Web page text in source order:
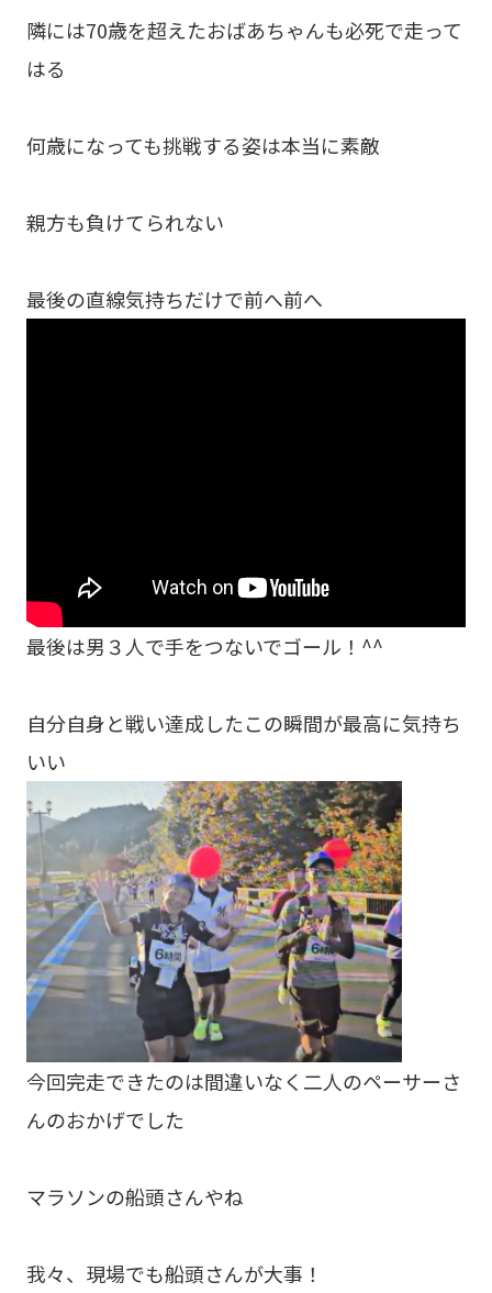
隣には70歳を超えたおばあちゃんも必死で走って
はる
何歳になっても挑戦する姿は本当に素敵
親方も負けてられない
最後の直線気持ちだけで前へ前へ
最後は男３人で手をつないでゴール！^^
自分自身と戦い達成したこの瞬間が最高に気持ち
いい
今回完走できたのは間違いなく二人のペーサーさ
んのおかげでした
マラソンの船頭さんやね
我々、現場でも船頭さんが大事！